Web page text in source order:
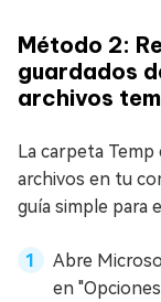
Método 2:
guardados
archivos
La carpeta
archivos en tu
guía simple para
Abre
en